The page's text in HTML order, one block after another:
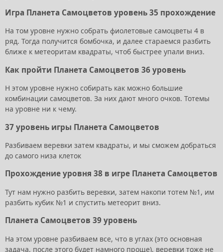
Игра Планета Самоцветов уровень 35 прохождение
На том уровне нужно собрать фиолетовые самоцветы 4 в
ряд. Тогда получится бомбочка, и далее стараемся разбить
ближе к метеоритам квадраты, чтоб быстрее упали вниз.
Как пройти Планета Самоцветов 36 уровень
Н этом уровне нужно собирать как можно большие
комбинации самоцветов. За них дают много очков. Тотемы
на уровне ни к чему.
37 уровень игры Планета Самоцветов
Разбиваем веревки затем квадраты, и мы сможем добраться
до самого низа клеток
Прохождение уровня 38 в игре Планета Самоцветов
Тут нам нужно разбить веревки, затем накопи тотем №1, им
разбить кубик №1 и спустить метеорит вниз.
Планета Самоцветов 39 уровень
На этом уровне разбиваем все, что в углах (это основная
задача, после этого будет намного проще), веревки тоже не